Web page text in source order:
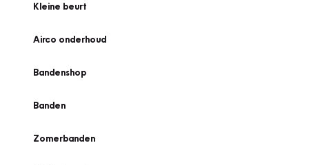
Kleine beurt
Airco onderhoud
Bandenshop
Banden
Zomerbanden